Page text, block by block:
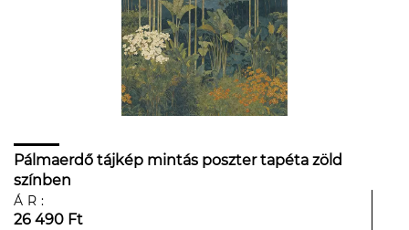
Pálmaerdő tájkép mintás poszter tapéta zöld
színben
ÁR:
26 490 Ft